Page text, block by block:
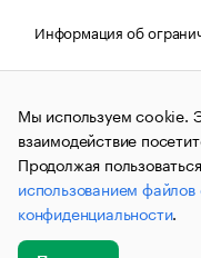
Информация об
Правовая информация
© АО
и материалы
(зарегистрировано
связи,
коммуникаций
№ФС77-63848)
публикации могут
не предназначенную для
Мы используем cookie.
взаимодействие
Продолжая
использованием
конфиденциальности.